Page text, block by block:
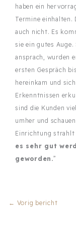
haben ein
Termine
auch nicht. Es
sie ein gutes
ansprach, wurden
ersten Gespräch
hereinkam und
Erkenntnissen
sind die Kunden
umher und
Einrichtung strahlt
es sehr gut
geworden.”
← Vorig bericht